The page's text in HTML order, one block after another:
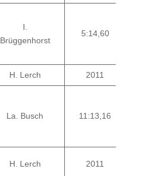
I.
Brüggenhorst
5:14,60
H. Lerch 2011
La. Busch 11:13,16
H. Lerch 2011